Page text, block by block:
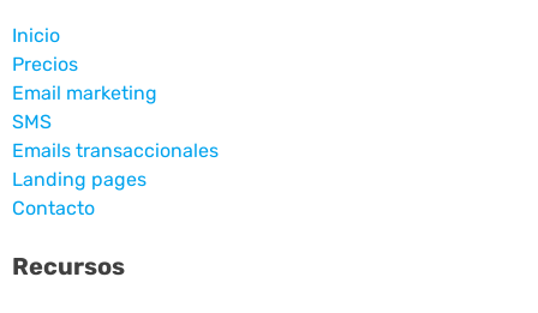
Inicio
Precios
Email marketing
SMS
Emails transaccionales
Landing pages
Contacto
Recursos